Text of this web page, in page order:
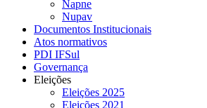
Napne
Nupav
Documentos Institucionais
Atos normativos
PDI IFSul
Governança
Eleições
Eleições 2025
Eleições 2021